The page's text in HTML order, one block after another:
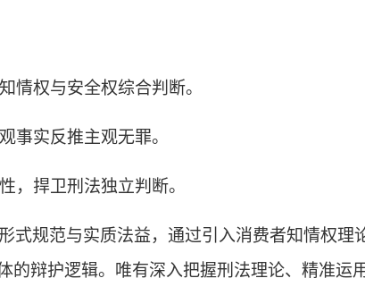
情权与安全权综合判断。
事实反推主观无罪。
，捍卫刑法独立判断。
式规范与实质法益，通过引入消费者知情权理
辩护逻辑。唯有深入把握刑法理论、精准运